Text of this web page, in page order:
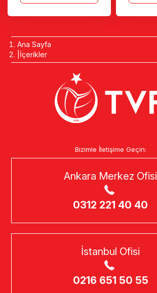
Ana Sayfa
İçerikler
Bizimle İletişime Geçin:
Ankara Merkez Ofisi
0312 221 40 40
İstanbul Ofisi
0216 651 50 55